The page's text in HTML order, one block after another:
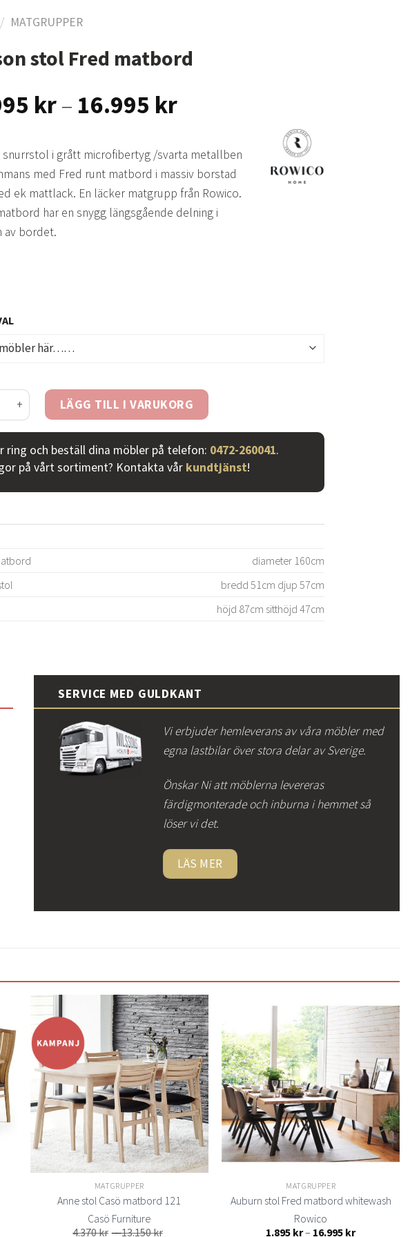
/ MATGRUPPER
stol Fred matbord
kr– 16.995 krPrisintervall:
till
16.995 kr
snurrstol i grått microfibertyg /svarta metallben
med Fred runt matbord i massiv borstad
ek mattlack. En läcker matgrupp från Rowico.
har en snygg längsgående delning i
av bordet.
Fred matbord mängd
LÄGG TILL I VARUKORG
ring och beställ dina möbler på telefon: 0472-260041.
på vårt sortiment? Kontakta vår kundtjänst!
diameter 160cm
bredd 51cm djup 57cm
höjd 87cm sitthöjd 47cm
SERVICE MED GULDKANT
Vi erbjuder hemleverans av våra möbler med
egna lastbilar över stora delar av Sverige.
Önskar Ni att möblerna levereras
färdigmonterade och inburna i hemmet så
löser vi det.
LÄS MER
Lägg
till i
önskelistan
MATGRUPPER
Anne stol Casö matbord 121
Casö Furniture
4.370kr –13.150kr
Lägg
till i
önskelistan
MATGRUPPER
Auburn stol Fred matbord whitewash
Rowico
1.895 kr– 16.995 krPrisintervall: